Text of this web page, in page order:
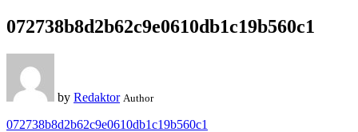
072738b8d2b62c9e0610db1c19b560c1
by Redaktor Author
072738b8d2b62c9e0610db1c19b560c1